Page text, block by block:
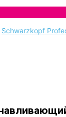
Schwarzkopf